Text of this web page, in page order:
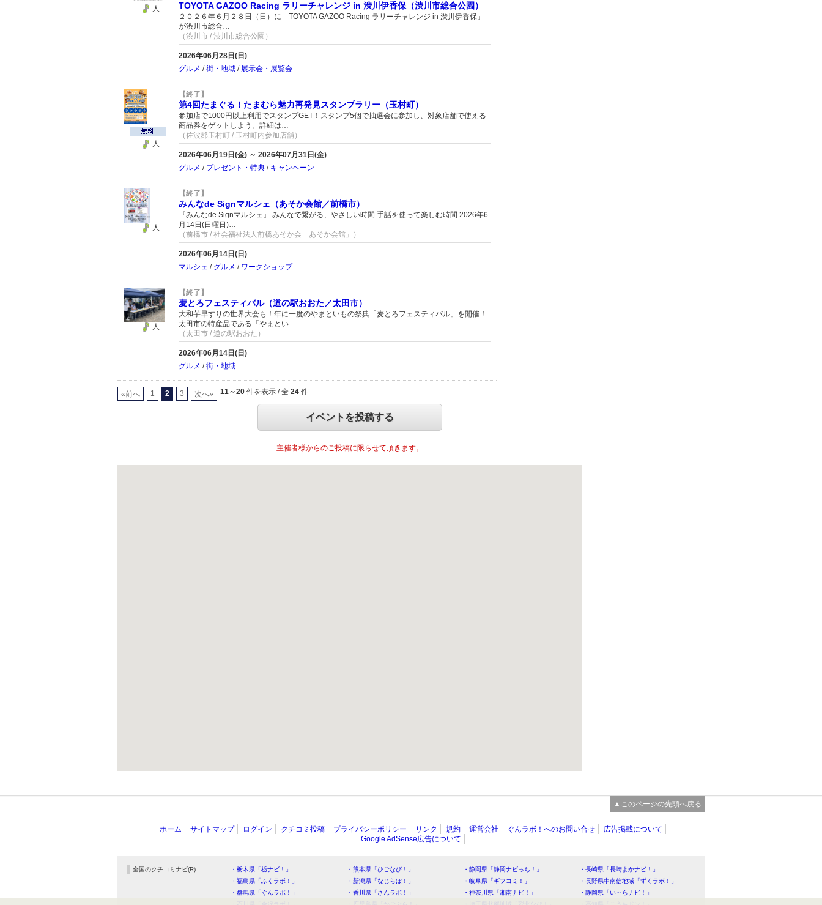
TOYOTA GAZOO Racing ラリーチャレンジ in 渋川伊香保（渋川市総合公園）
２０２６年６月２８日（日）に「TOYOTA GAZOO Racing ラリーチャレンジ in 渋川伊香保」
が渋川市総合…
（渋川市 / 渋川市総合公園）
2026年06月28日(日)
グルメ /街・地域 / 展示会・展覧会
-人
【終了】
第4回たまぐる！たまむら魅力再発見スタンプラリー（玉村町）
参加店で1000円以上利用でスタンプGET！スタンプ5個で抽選会に参加し、対象店舗で使える
商品券をゲットしよう。詳細は…
（佐波郡玉村町 / 玉村町内参加店舗）
2026年06月19日(金) ～ 2026年07月31日(金)
グルメ / プレゼント・特典 / キャンペーン
-人
【終了】
みんなde Signマルシェ（あそか会館／前橋市）
『みんなde Signマルシェ』 みんなで繋がる、やさしい時間 手話を使って楽しむ時間 2026年6
月14日(日曜日)…
（前橋市 / 社会福祉法人前橋あそか会「あそか会館」）
2026年06月14日(日)
マルシェ / グルメ / ワークショップ
-人
【終了】
麦とろフェスティバル（道の駅おおた／太田市）
大和芋早すりの世界大会も！年に一度のやまといもの祭典「麦とろフェスティバル」を開催！
太田市の特産品である「やまとい…
（太田市 / 道の駅おおた）
2026年06月14日(日)
グルメ /街・地域
-人
«前へ 1 2 3 次へ» 11～20 件を表示 / 全 24 件
イベントを投稿する
主催者様からのご投稿に限らせて頂きます。
▲このページの先頭へ戻る
ホーム サイトマップ ログイン クチコミ投稿 プライバシーポリシー リンク 規約 運営会社 ぐんラボ！へのお問い合せ
広告掲載について
Google AdSense広告について
全国のクチコミナビ(R) ・栃木県「栃ナビ！」 ・熊本県「ひごなび！」 ・静岡県「静岡ナビっち！」
・長崎県「長崎よかナビ！」
・福島県「ふくラボ！」
・新潟県「なじらぼ！」 ・岐阜県「ギフコミ！」
・長野県中南信地域「ずくラボ！」
・群馬県「ぐんラボ！」
・香川県「さんラボ！」 ・神奈川県「湘南ナビ！」
・静岡県「い～らナビ！」